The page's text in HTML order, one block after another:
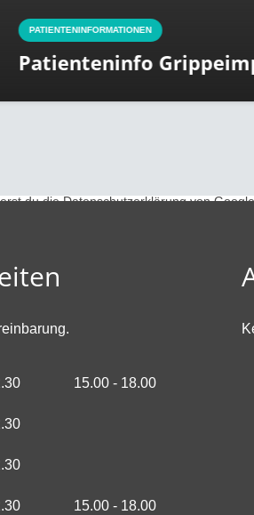
Grippeimpfstoff
du die Datenschutzerklärung von
15.00 - 18.00
15.00 - 18.00